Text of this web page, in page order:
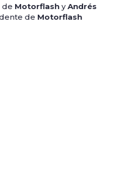
de Motorflash yAndrés
de Motorflash